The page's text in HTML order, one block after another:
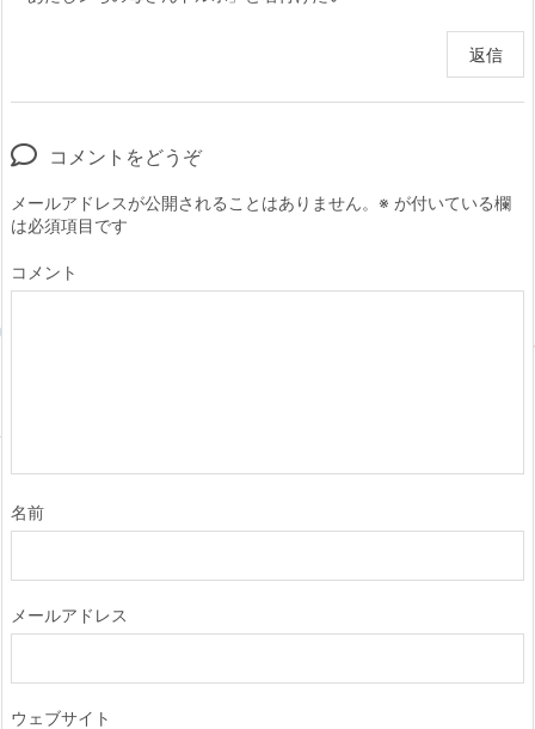
返信
コメントをどうぞ
メールアドレスが公開されることはありません。 ※ が付いている欄
は必須項目です
コメント
名前
メールアドレス
ウェブサイト